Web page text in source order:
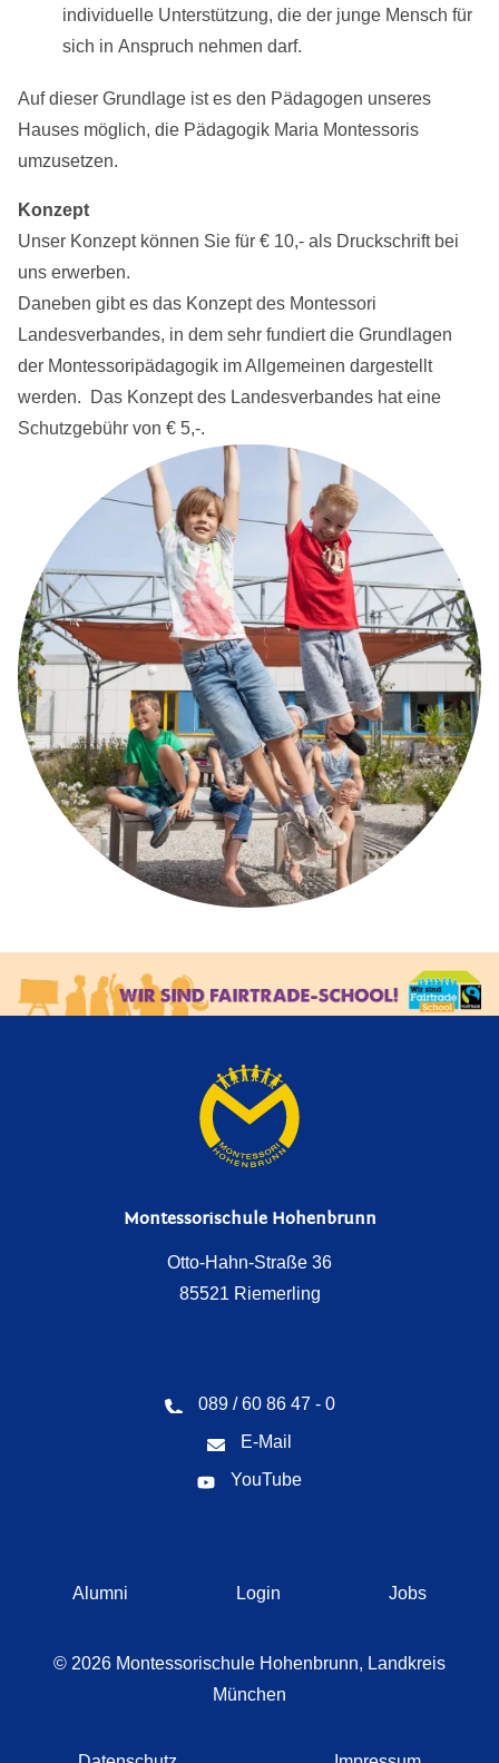
individuelle Unterstützung, die der junge Mensch für
sich in Anspruch nehmen darf.
Auf dieser Grundlage ist es den Pädagogen unseres
Hauses möglich, die Pädagogik Maria Montessoris
umzusetzen.
Konzept
Unser Konzept können Sie für € 10,- als Druckschrift bei
uns erwerben.
Daneben gibt es das Konzept des Montessori
Landesverbandes, in dem sehr fundiert die Grundlagen
der Montessoripädagogik im Allgemeinen dargestellt
werden. Das Konzept des Landesverbandes hat eine
Schutzgebühr von € 5,-.
Montessorischule Hohenbrunn
Otto-Hahn-Straße 36
85521 Riemerling
089 / 60 86 47 - 0
E-Mail
YouTube
Navigation
Alumni Login Jobs
© 2026 Montessorischule Hohenbrunn, Landkreis
München